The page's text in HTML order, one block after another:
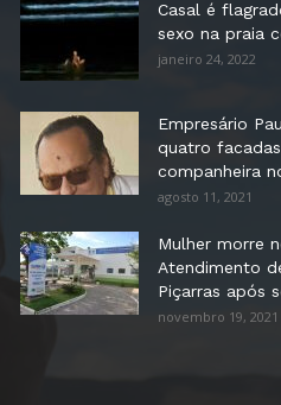
Casal é
sexo na praia
janeiro 24, 2022
Empresário
quatro
companheira
agosto 11, 2021
Mulher morre
Atendimento
Piçarras após
novembro 19, 2021